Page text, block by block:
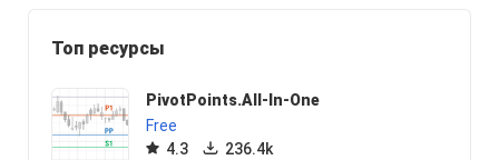
Топ ресурсы
PivotPoints.All-In-One
Free
4.3
236.4k